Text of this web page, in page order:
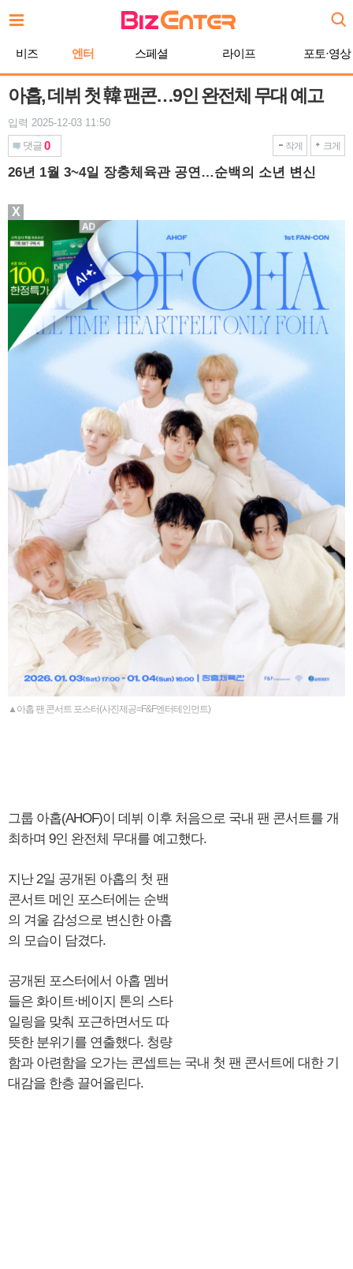
문
비즈 엔터 스페셜 라이프 포토·영상
아홉, 데뷔 첫 韓 팬콘…9인 완전체 무대 예고
입력 2025-12-03 11:50
댓글 0 작게 크게
26년 1월 3~4일 장충체육관 공연…순백의 소년 변신
▲아홉 팬 콘서트 포스터(사진제공=F&F엔터테인먼트)
그룹 아홉(AHOF)이 데뷔 이후 처음으로 국내 팬 콘서트를 개
최하며 9인 완전체 무대를 예고했다.
지난 2일 공개된 아홉의 첫 팬
콘서트 메인 포스터에는 순백
의 겨울 감성으로 변신한 아홉
의 모습이 담겼다.
공개된 포스터에서 아홉 멤버
들은 화이트·베이지 톤의 스타
일링을 맞춰 포근하면서도 따
뜻한 분위기를 연출했다. 청량
함과 아련함을 오가는 콘셉트는 국내 첫 팬 콘서트에 대한 기
대감을 한층 끌어올린다.
X